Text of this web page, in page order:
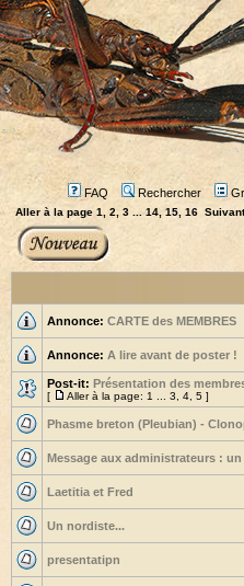
FAQ Rechercher
Aller à la page 1 2 3 ...14 15 16
Annonce: CARTE des MEMBRES
Annonce: A lire avant de poster !
Post-it: Présentation des
[ Aller à la page: 1 3 4 5 ]
Phasme breton (Pleubian) -
Message aux administrateurs :
Laetitia et Fred
Un nordiste...
presentatipn